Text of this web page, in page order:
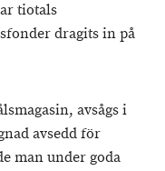
tiotals
dragits in på
avsågs i
avsedd för
man under goda